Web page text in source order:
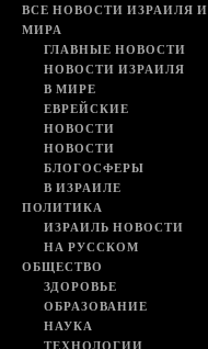
ВСЕ НОВОСТИ ИЗРАИЛЯ И
МИРА
ГЛАВНЫЕ НОВОСТИ
НОВОСТИ ИЗРАИЛЯ
В МИРЕ
ЕВРЕЙСКИЕ
НОВОСТИ
НОВОСТИ
БЛОГОСФЕРЫ
В ИЗРАИЛЕ
ПОЛИТИКА
ИЗРАИЛЬ НОВОСТИ
НА РУССКОМ
ОБЩЕСТВО
ЗДОРОВЬЕ
ОБРАЗОВАНИЕ
НАУКА